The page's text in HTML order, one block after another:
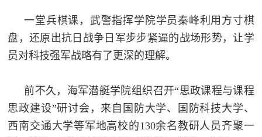
一堂兵棋课，武警指挥学院学员秦峰利用方寸棋
盘，还原出抗日战争日军步步紧逼的战场形势，让学
员对科技强军战略有了更深的理解。
前不久，海军潜艇学院组织召开“思政课程与课程
思政建设”研讨会，来自国防大学、国防科技大学、
西南交通大学等军地高校的130余名教研人员齐聚一